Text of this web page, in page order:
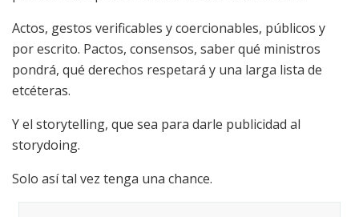
Actos, gestos verificables y coercionables, públicos y
por escrito. Pactos, consensos, saber qué ministros
pondrá, qué derechos respetará y una larga lista de
etcéteras.
Y el storytelling, que sea para darle publicidad al
storydoing.
Solo así tal vez tenga una chance.